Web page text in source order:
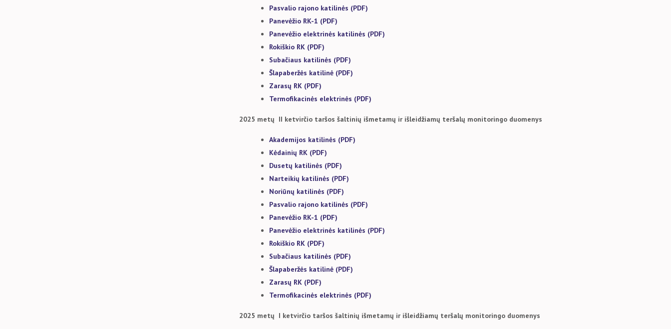
Pasvalio rajono katilinės (PDF)
Panevėžio RK-1 (PDF)
Panevėžio elektrinės katilinės (PDF)
Rokiškio RK (PDF)
Subačiaus katilinės (PDF)
Šlapaberžės katilinė (PDF)
Zarasų RK (PDF)
Termofikacinės elektrinės (PDF)
2025 metų II ketvirčio taršos šaltinių išmetamų ir išleidžiamų teršalų monitoringo duomenys
Akademijos katilinės (PDF)
Kėdainių RK (PDF)
Dusetų katilinės (PDF)
Narteikių katilinės (PDF)
Noriūnų katilinės (PDF)
Pasvalio rajono katilinės (PDF)
Panevėžio RK-1 (PDF)
Panevėžio elektrinės katilinės (PDF)
Rokiškio RK (PDF)
Subačiaus katilinės (PDF)
Šlapaberžės katilinė (PDF)
Zarasų RK (PDF)
Termofikacinės elektrinės (PDF)
2025 metų I ketvirčio taršos šaltinių išmetamų ir išleidžiamų teršalų monitoringo duomenys